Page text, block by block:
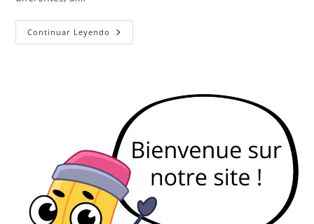
Continuar Leyendo La
Fecha